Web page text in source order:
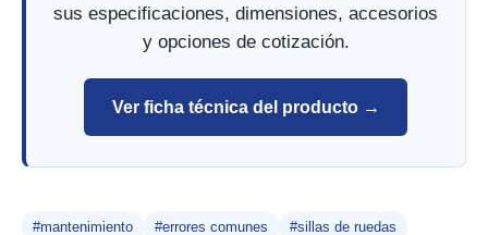
sus especificaciones, dimensiones, accesorios
y opciones de cotización.
Ver ficha técnica del producto →
#mantenimiento #errores comunes
#sillas de ruedas